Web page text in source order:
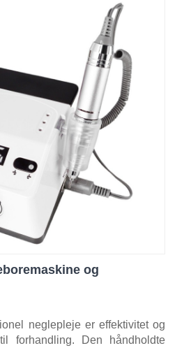
og
neglepleje er effektivitet og
forhandling. Den håndholdte